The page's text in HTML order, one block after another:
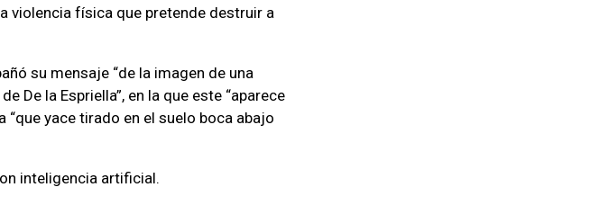
violencia física que pretende destruir a
su mensaje “de la imagen de una
De la Espriella”, en la que este “aparece
“que yace tirado en el suelo boca abajo
inteligencia artificial.